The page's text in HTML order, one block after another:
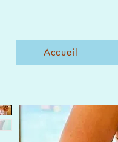
Accueil